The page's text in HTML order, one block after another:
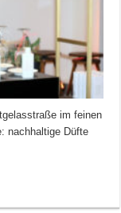
im feinen
nachhaltige Düfte